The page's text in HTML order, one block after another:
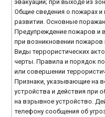
эвакуации; при выходе из
Общие сведения о пожарах и
развитии. Основные
Предупреждение пожаров и
при возникновении
Виды террористических
черты. Правила и порядок
или совершении
Признаки, указывающие на
устройства и действия при
на взрывное устройство.
телефону сообщения об